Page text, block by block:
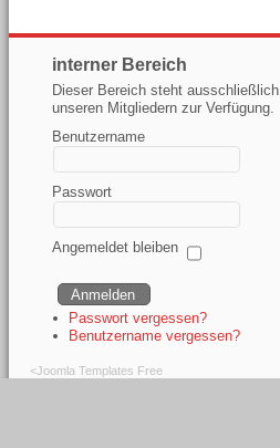
interner Bereich
Dieser Bereich steht ausschließlich
unseren Mitgliedern zur Verfügung.
Benutzername
Passwort
Angemeldet bleiben
Passwort vergessen?
Benutzername vergessen?
<Joomla Templates Free